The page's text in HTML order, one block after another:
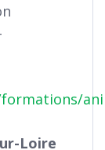
Loire